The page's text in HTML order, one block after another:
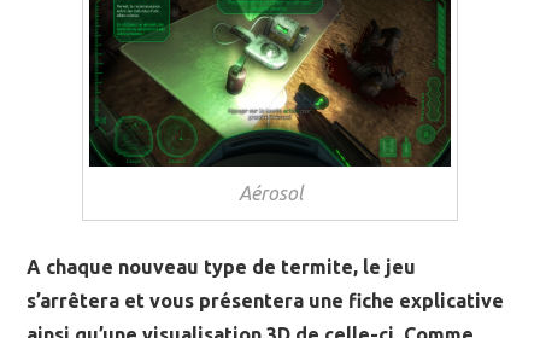
Aérosol
A chaque nouveau type de termite, le jeu
s’arrêtera et vous présentera une fiche explicative